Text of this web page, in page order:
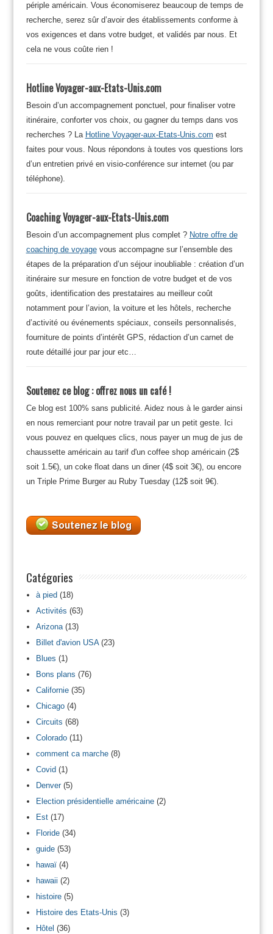
périple américain. Vous économiserez beaucoup de temps de
recherche, serez sûr d’avoir des établissements conforme à
vos exigences et dans votre budget, et validés par nous. Et
cela ne vous coûte rien !
Hotline Voyager-aux-Etats-Unis.com
Besoin d’un accompagnement ponctuel, pour finaliser votre
itinéraire, conforter vos choix, ou gagner du temps dans vos
recherches ? La Hotline Voyager-aux-Etats-Unis.com est
faites pour vous. Nous répondons à toutes vos questions lors
d’un entretien privé en visio-conférence sur internet (ou par
téléphone).
Coaching Voyager-aux-Etats-Unis.com
Besoin d’un accompagnement plus complet ? Notre offre de
coaching de voyagevous accompagne sur l’ensemble des
étapes de la préparation d’un séjour inoubliable : création d’un
itinéraire sur mesure en fonction de votre budget et de vos
goûts, identification des prestataires au meilleur coût
notamment pour l’avion, la voiture et les hôtels, recherche
d’activité ou événements spéciaux, conseils personnalisés,
fourniture de points d’intérêt GPS, rédaction d’un carnet de
route détaillé jour par jour etc…
Soutenez ce blog : offrez nous un café !
Ce blog est 100% sans publicité. Aidez nous à le garder ainsi
en nous remerciant pour notre travail par un petit geste. Ici
vous pouvez en quelques clics, nous payer un mug de jus de
chaussette américain au tarif d'un coffee shop américain (2$
soit 1.5€), un coke float dans un diner (4$ soit 3€), ou encore
un Triple Prime Burger au Ruby Tuesday (12$ soit 9€).
Catégories
à pied (18)
Activités (63)
Arizona(13)
Billet d'avion USA(23)
Blues (1)
Bons plans (76)
Californie(35)
Chicago(4)
Circuits (68)
Colorado(11)
comment ca marche(8)
Covid (1)
Denver(5)
Election présidentielle américaine(2)
Est(17)
Floride(34)
guide(53)
hawaï(4)
hawaii (2)
histoire(5)
Histoire des Etats-Unis (3)
Hôtel (36)